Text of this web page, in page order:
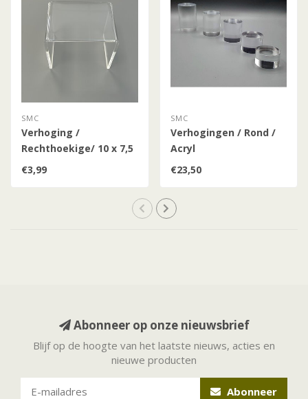
SMC
Verhoging /
Rechthoekige/ 10 x 7,5
€3,99
SMC
Verhogingen / Rond /
Acryl
€23,50
Abonneer op onze nieuwsbrief
Blijf op de hoogte van het laatste nieuws, acties en
nieuwe producten
Abonneer